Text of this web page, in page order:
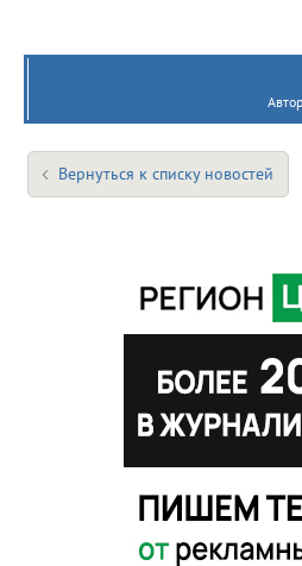
Вернуться к списку новостей